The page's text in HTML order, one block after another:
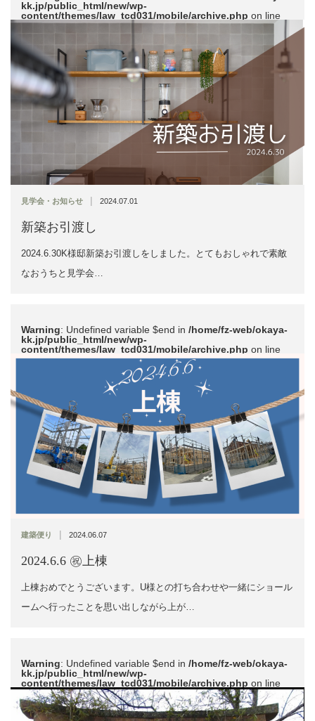
kk.jp/public_html/new/wp-
content/themes/law_tcd031/mobile/archive.php on line
51
見学会・お知らせ | 2024.07.01
新築お引渡し
2024.6.30K様邸新築お引渡しをしました。とてもおしゃれで素敵
なおうちと見学会…
Warning: Undefined variable $end in /home/fz-web/okaya-
kk.jp/public_html/new/wp-
content/themes/law_tcd031/mobile/archive.php on line
51
建築便り | 2024.06.07
2024.6.6 ㊗上棟
上棟おめでとうございます。U様との打ち合わせや一緒にショール
ームへ行ったことを思い出しながら上が…
Warning: Undefined variable $end in /home/fz-web/okaya-
kk.jp/public_html/new/wp-
content/themes/law_tcd031/mobile/archive.php on line
51